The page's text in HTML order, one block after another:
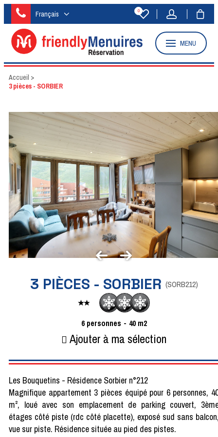
Français 0
MENU
Accueil >
3 pièces - SORBIER
3 PIÈCES - SORBIER (SORB212)
6 personnes 40 m2
Ajouter à ma sélection
Les Bouquetins - Résidence Sorbier n°212
Magnifique appartement 3 pièces équipé pour 6 personnes,
m², loué avec son emplacement de parking couvert,
étages côté piste (rdc côté placette), exposé sud sans
vue sur piste. Résidence située au pied des pistes.